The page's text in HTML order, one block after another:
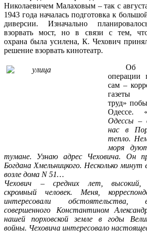
Николаевичем Малаховым – так с
1943 года началась подготовка к
диверсии. Изначально
взорвать мост, но в связи с тем,
охрана была усилена, К. Чехович
решение взорвать кинотеатр.
Об
операции
сам –
газеты
труд»
Одессе.
Одессы –
нас в
тепло.
моря
тумане. Узнаю адрес Чеховича. Он
Богдана Хмельницкого. Несколько
возле дома N 51…
Чехович – средних лет, высокий,
скромный человек. Меня,
интересовали обстоятельства,
совершенного Константином
нашей порховской земле в годы
войны. Чеховича интересовало